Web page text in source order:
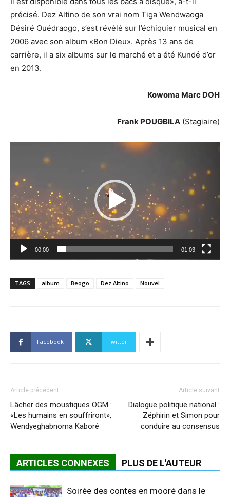
précisé. Dez Altino de son vrai nom Tiga Wendwaoga
Désiré Ouédraogo, s’est révélé sur l’échiquier musical en
2006 avec son album «Bon Dieu». Après 13 ans de
carrière, il a six albums sur le marché et a été Kundé d’or
en 2013.
Kowoma Marc DOH
Frank POUGBILA (Stagiaire)
Lecteur
00:00 01:03
TAGS album Beogo Dez Altino Nouvel
Facebook Twitter
Article précédent
Lâcher des moustiques OGM :
«Les humains en souffriront»,
Wendyeghabnoma Kaboré
Article suivant
Dialogue politique national :
Zéphirin et Simon pour
conduire au consensus
ARTICLES CONNEXES PLUS DE L'AUTEUR
Soirée des contes en mooré dans le